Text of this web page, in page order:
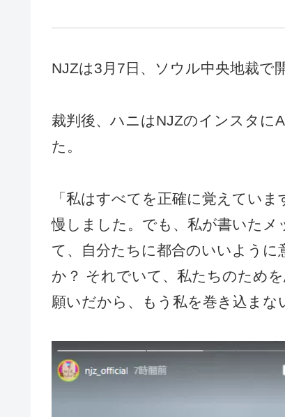
NJZは3月7日、ソウル中央地裁で
裁判後、ハニはNJZのインスタに
た。
「私はすべてを正確に覚えてい
慢しました。でも、私が書いたメ
て、自分たちに都合のいいよう
か？ それでいて、私たちのため
願いだから、もう私を巻き込まな